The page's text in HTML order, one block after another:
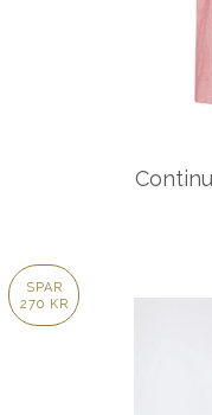
SPAR
270 KR